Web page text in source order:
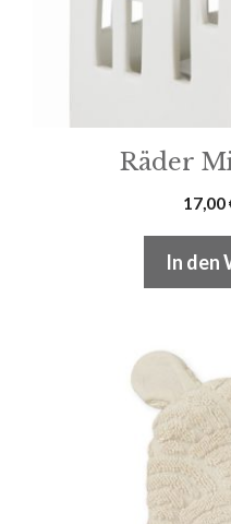
Räder
17,00
In den